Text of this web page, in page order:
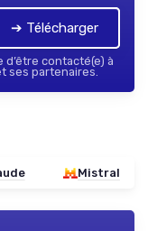
➔ Télécharger
d’être contacté(e) à
ses partenaires.
Mistral